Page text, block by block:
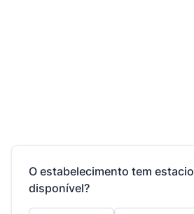
O estabelecimento tem
disponível?